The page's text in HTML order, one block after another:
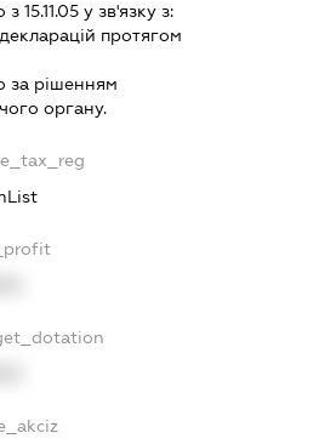
15.11.05 у зв'язку з:
протягом
за рiшенням
органу.